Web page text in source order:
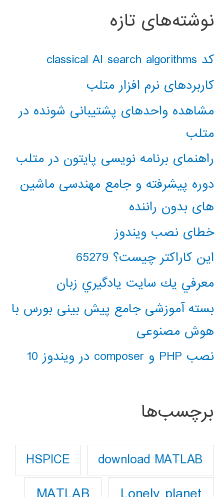
نوشته‌های تازه
کد classical AI search algorithms
کاربردهای نرم افزار متلب
مشاهده واحدهای پشتیبانی شونده در
متلب
راهنمای برنامه نویسی پایتون در متلب
دوره پیشرفته و جامع مهندسی ماشین
های بدون راننده
خطای نصب ویندوز
این کاراکتر چیست؟ 65279
معرفي يك سايت يادگيري زبان
بسته آموزشی جامع پیش بینی بورس با
هوش مصنوعی
نصب PHP و composer در ویندوز 10
برچسب‌ها
download MATLAB
HSPICE